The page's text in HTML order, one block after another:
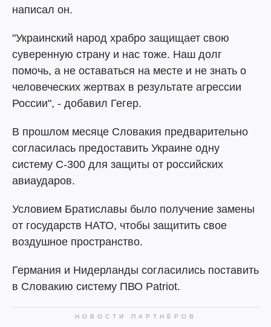
написал он.
"Украинский народ храбро защищает свою
суверенную страну и нас тоже. Наш долг
помочь, а не оставаться на месте и не знать о
человеческих жертвах в результате агрессии
России", - добавил Гегер.
В прошлом месяце Словакия предварительно
согласилась предоставить Украине одну
систему С-300 для защиты от российских
авиаударов.
Условием Братиславы было получение замены
от государств НАТО, чтобы защитить свое
воздушное пространство.
Германия и Нидерланды согласились поставить
в Словакию систему ПВО Patriot.